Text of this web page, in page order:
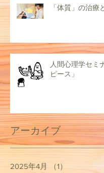
「体質」の治療
人間心理学セ
ピース」
アーカイブ
2025年4月 （1）